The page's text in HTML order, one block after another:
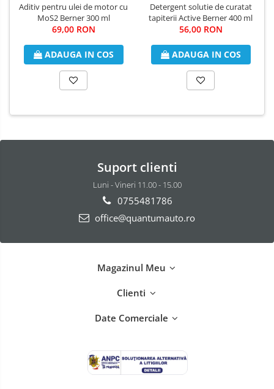
Aditiv pentru ulei de motor cu
MoS2 Berner 300 ml
69,00 RON
ADAUGA IN COS
Detergent solutie de curatat
tapiterii Active Berner 400 ml
56,00 RON
ADAUGA IN COS
Suport clienti
Luni - Vineri 11.00 - 15.00
0755481786
office@quantumauto.ro
Magazinul Meu
Clienti
Date Comerciale